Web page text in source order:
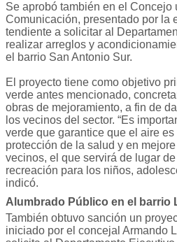
Se aprobó también en el Concejo
Comunicación, presentado por la
tendiente a solicitar al
realizar arreglos y
el barrio San Antonio Sur.
El proyecto tiene como objetivo
verde antes mencionado,
obras de mejoramiento, a fin de
los vecinos del sector. “Es
verde que garantice que el aire
protección de la salud y en
vecinos, el que servirá de lugar
recreación para los niños,
indicó.
Alumbrado Público en el barrio
También obtuvo sanción un
iniciado por el concejal Armando